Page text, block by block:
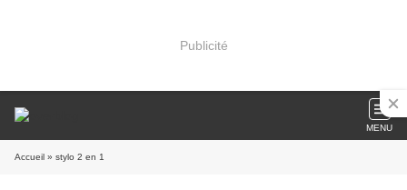
Publicité
MENU
Accueil » stylo 2 en 1